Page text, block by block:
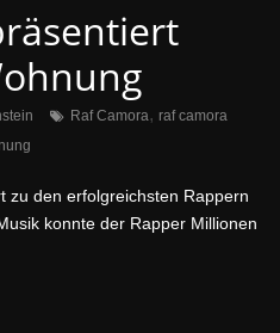
Raf Camora, raf camora
zu den erfolgreichsten Rappern
konnte der Rapper Millionen